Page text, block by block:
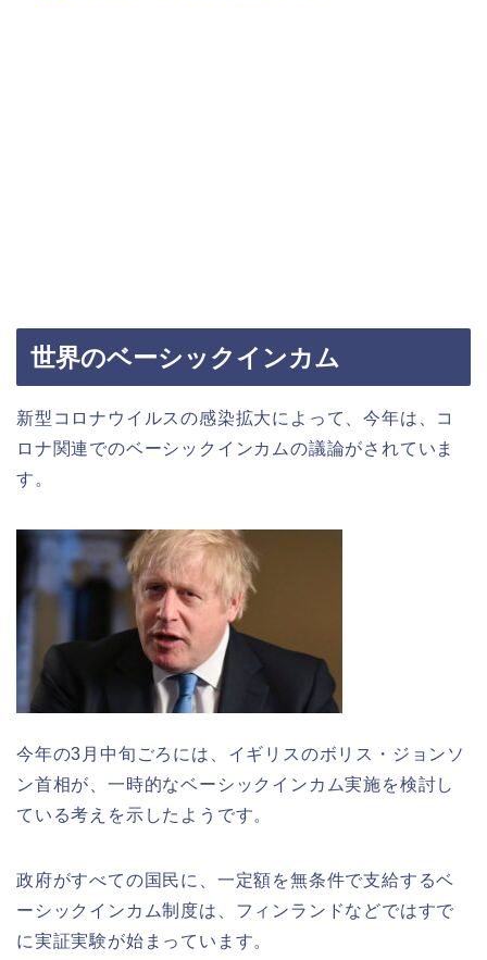
世界のベーシックインカム
新型コロナウイルスの感染拡大によって、今年は、コ
ロナ関連でのベーシックインカムの議論がされていま
す。
今年の3月中旬ごろには、イギリスのボリス・ジョンソ
ン首相が、一時的なベーシックインカム実施を検討し
ている考えを示したようです。
政府がすべての国民に、一定額を無条件で支給するベ
ーシックインカム制度は、フィンランドなどではすで
に実証実験が始まっています。